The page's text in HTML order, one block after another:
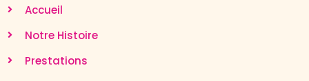
Accueil
Notre Histoire
Prestations